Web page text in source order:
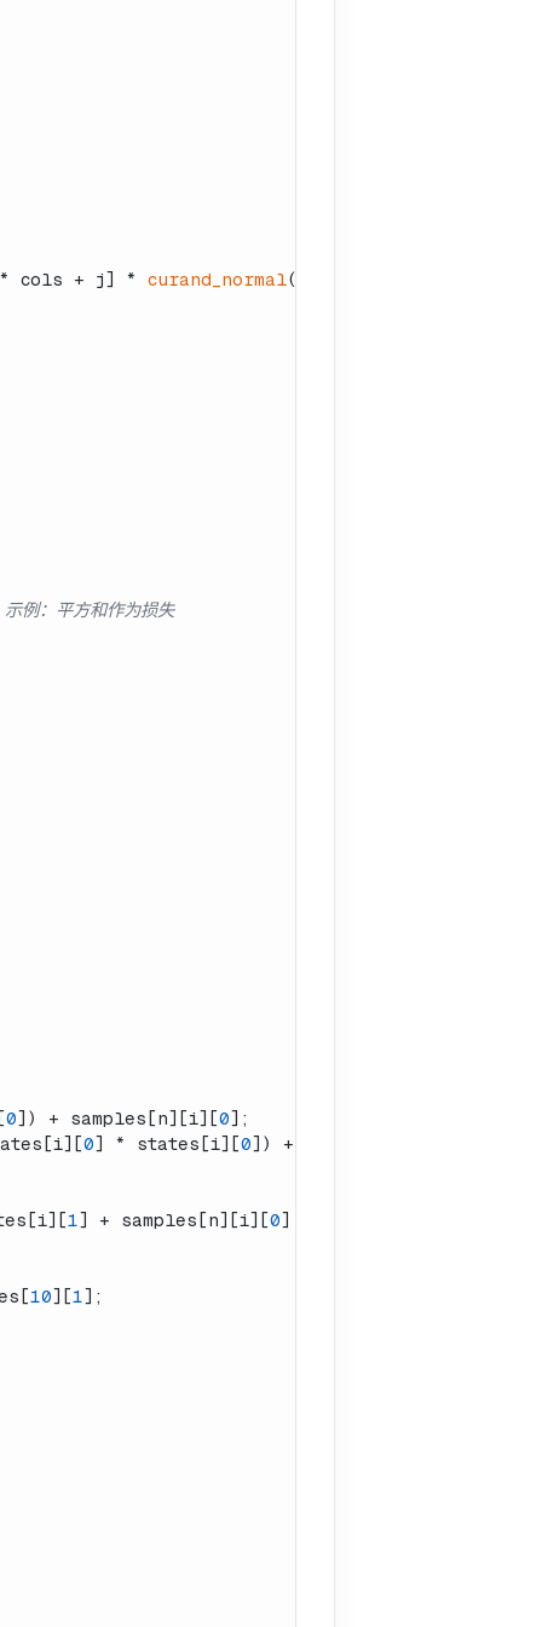
cols + j] *
curand_normal(state);
方和作为损失
0]) + samples[n][i][0];
0] * states[i][0]) + samples[n][i][
1] + samples[n][i][0] * samples[n][i][
10][1];